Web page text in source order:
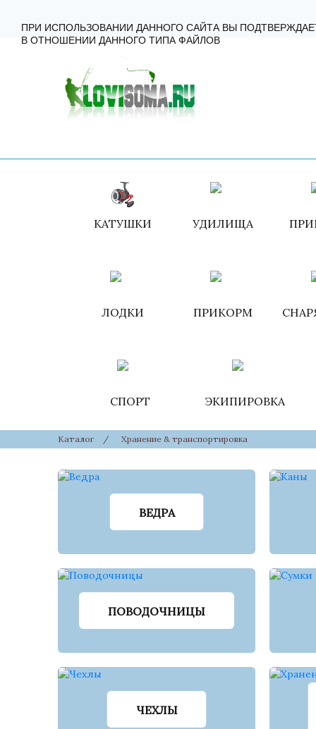
КАТУШКИ УДИЛИЩА
ЛОДКИ ПРИКОРМ
СПОРТ ЭКИПИРОВКА
Каталог / Хранение & транспортировка
ВЕДРА
ПОВОДОЧНИЦЫ
ЧЕХЛЫ
ПРИ ИСПОЛЬЗОВАНИИ ДАННОГО САЙТА ВЫ
В ОТНОШЕНИИ ДАННОГО ТИПА ФАЙЛОВ